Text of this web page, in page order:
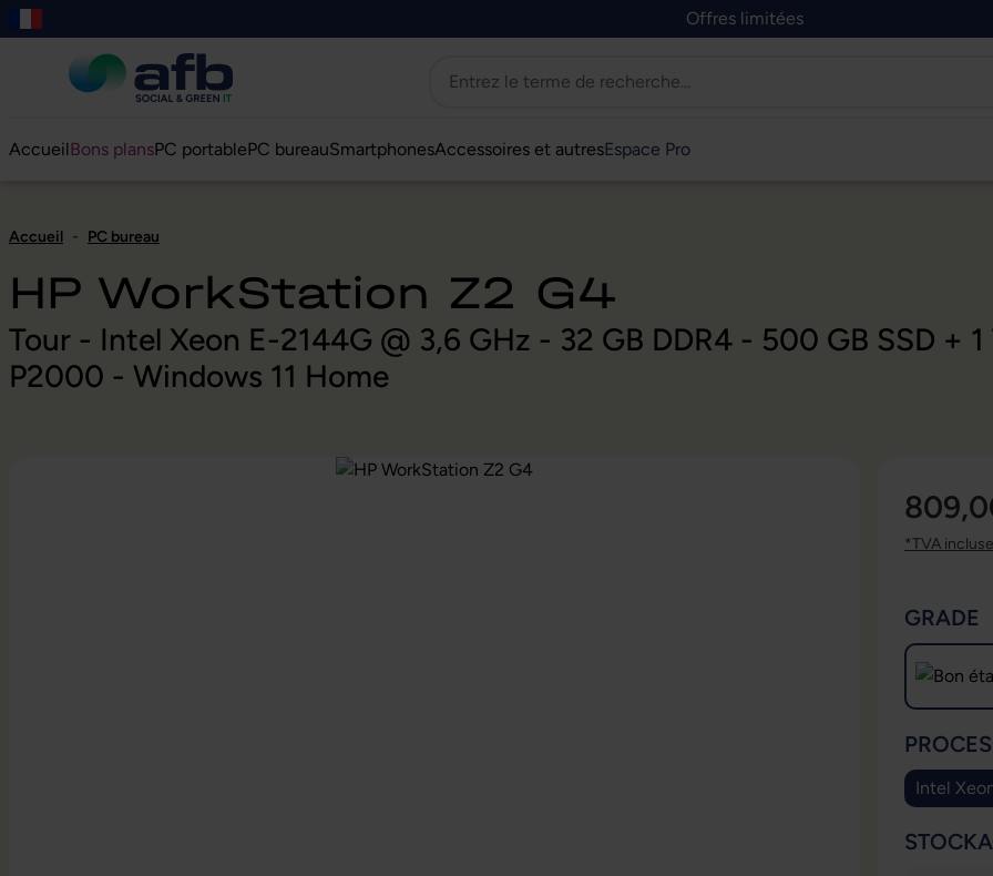
au contenu principal
à la recherche
Passer à la navigation principale
Skip to B2B platform navigation Offres limitées
AccueilBons plansPC portablePC bureauSmartphonesAccessoires et autresEspace Pro
Accueil - PC bureau
HP WorkStation Z2 G4
Tour - Intel Xeon E-2144G @ 3,6 GHz - 32 GB DDR4 - 500 GB SSD +
P2000 - Windows 11 Home
*TVA incluse
GRADE
Intel